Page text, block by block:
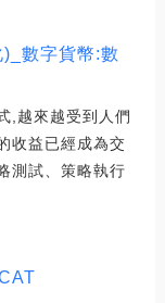
數字貨幣:數
,越來越受到人們
收益已經成為交
測試、策略執行